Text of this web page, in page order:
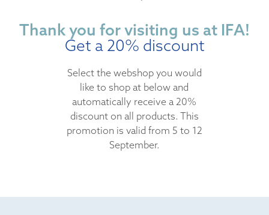
Thank you for visiting us at IFA!
Get a 20% discount
Select the webshop you would
like to shop at below and
automatically receive a 20%
discount on all products. This
promotion is valid from 5 to 12
September.